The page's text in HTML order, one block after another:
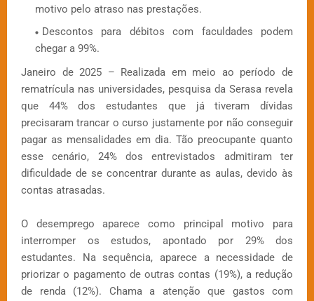
motivo pelo atraso nas prestações.
Descontos para débitos com faculdades podem
chegar a 99%.
Janeiro de 2025 – Realizada em meio ao período de
rematrícula nas universidades, pesquisa da Serasa revela
que 44% dos estudantes que já tiveram dívidas
precisaram trancar o curso justamente por não conseguir
pagar as mensalidades em dia. Tão preocupante quanto
esse cenário, 24% dos entrevistados admitiram ter
dificuldade de se concentrar durante as aulas, devido às
contas atrasadas.
O desemprego aparece como principal motivo para
interromper os estudos, apontado por 29% dos
estudantes. Na sequência, aparece a necessidade de
priorizar o pagamento de outras contas (19%), a redução
de renda (12%). Chama a atenção que gastos com